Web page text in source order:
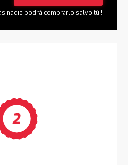
nadie podrá comprarlo salvo tú!!.